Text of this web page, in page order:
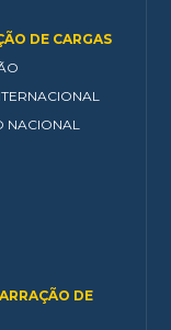
DE CARGAS
NACIONAL
DE